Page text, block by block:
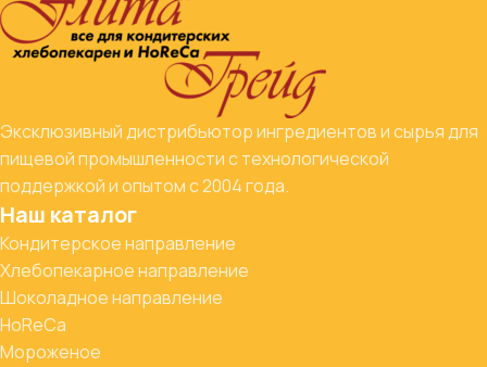
Эксклюзивный дистрибьютор ингредиентов и сырья для
пищевой промышленности с технологической
поддержкой и опытом с 2004 года.
Наш каталог
Кондитерское направление
Хлебопекарное направление
Шоколадное направление
HoReCa
Мороженое